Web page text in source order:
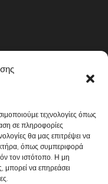
τεχνολογίες όπως
σε πληροφορίες
θα μας επιτρέψει να
όπως συμπεριφορά
τον ιστότοπο. Η μη
να επηρεάσει